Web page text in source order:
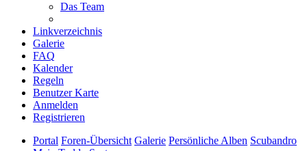
Das Team
Linkverzeichnis
Galerie
FAQ
Kalender
Regeln
Benutzer Karte
Anmelden
Registrieren
Portal Foren-Übersicht Galerie Persönliche Alben Scubandro